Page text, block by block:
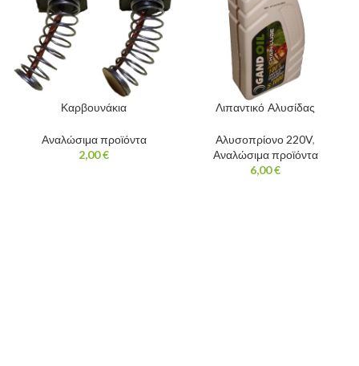
Καρβουνάκια
Αναλώσιμα προϊόντα
2,00€
Λιπαντικό Αλυσίδας
Αλυσοπρίονο 220V,
Αναλώσιμα προϊόντα
6,00€